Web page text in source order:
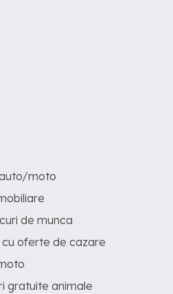
moto
de munca
cu oferte de cazare
gratuite animale